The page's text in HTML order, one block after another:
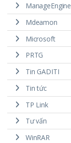
ManageEngine
Mdeamon
Microsoft
PRTG
Tin GADITI
Tin tức
TP Link
Tư vấn
WinRAR